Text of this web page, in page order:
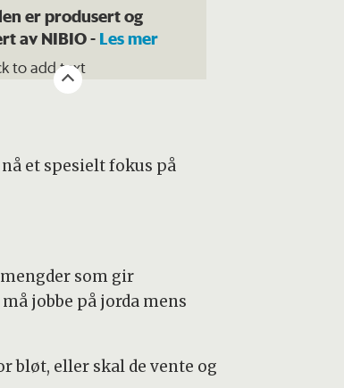
er produsert og
av NIBIO - Les mer
to add text
et spesielt fokus på
som gir
jobbe på jorda mens
bløt, eller skal de vente og